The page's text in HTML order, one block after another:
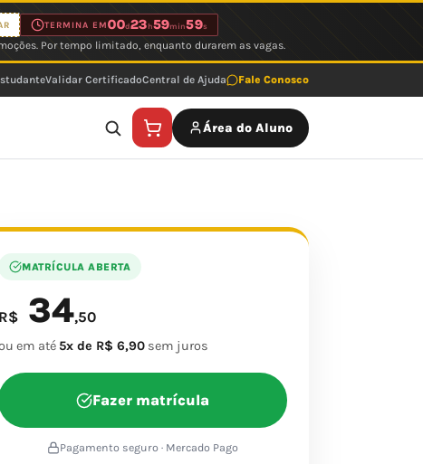
TERMINA EM00d23 h59min59s
Por tempo limitado, enquanto durarem as vagas.
Validar CertificadoCentral de Ajuda Fale Conosco
Área do Aluno
MATRÍCULA ABERTA
R$ 34,50
em até 5x de R$ 6,90 sem juros
Fazer matrícula
Pagamento seguro · Mercado Pago